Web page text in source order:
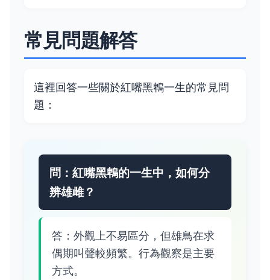
常見問題解答
這裡回答一些關於紅嘴黑鵯一生的常見問
題：
問：紅嘴黑鵯的一生中，如何分
辨雄雌？
答：外觀上不易區分，但雄鳥在求
偶期叫聲較頻繁。行為觀察是主要
方式。